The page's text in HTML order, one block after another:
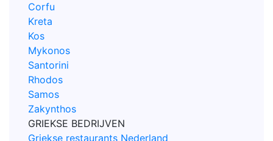
Corfu
Kreta
Kos
Mykonos
Santorini
Rhodos
Samos
Zakynthos
GRIEKSE BEDRIJVEN
Griekse restaurants Nederland